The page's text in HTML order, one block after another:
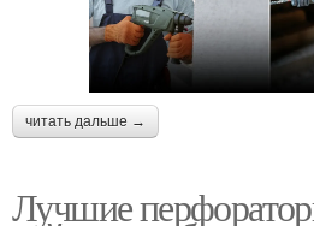
читать дальше →
Лучшие